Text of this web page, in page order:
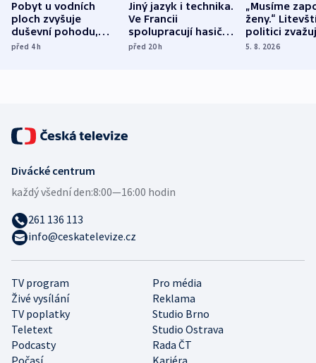
Pobyt u vodních
ploch zvyšuje
duševní pohodu,
ukázala
před 4h
Jiný jazyk i technika.
Ve Francii
spolupracují hasiči z
různých zemí
před 20h
„Musíme
ženy.“
politici
dohodu o
5. 8. 2026
TV program
Pro média
Živé vysílání
Reklama
TV poplatky
Studio Brno
Teletext
Studio Ostrava
Podcasty
Rada ČT
Počasí
Kariéra
Divácké centrum
každý všední den:8:00—16:00 hodin
261 136 113
info@ceskatelevize.cz